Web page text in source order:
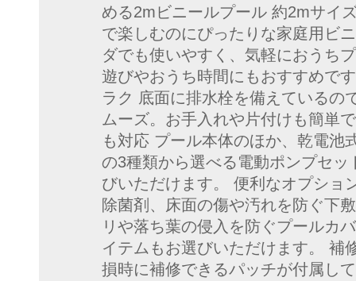
める2mビニールプール 約2mサイ
で楽しむのにぴったりな家庭用ビ
ダでも使いやすく、気軽におうち
遊びやおうち時間にもおすすめで
ラク 底面に排水栓を備えているの
ムーズ。お手入れや片付けも簡単
も対応 プール本体のほか、乾電池
の3種類から選べる電動ポンプセ
びいただけます。 便利なオプショ
除菌剤、床面の傷や汚れを防ぐ下
リや落ち葉の侵入を防ぐプールカ
イテムもお選びいただけます。 補
損時に補修できるパッチが付属し